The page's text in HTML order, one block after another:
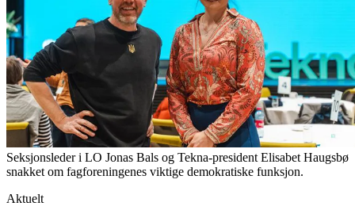
Seksjonsleder i LO Jonas Bals og Tekna-president Elisabet Haugsbø
snakket om fagforeningenes viktige demokratiske funksjon.
Aktuelt